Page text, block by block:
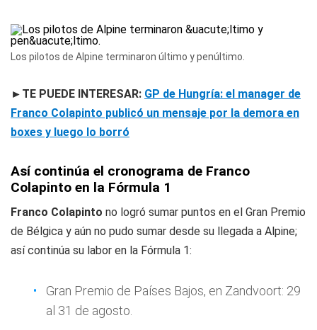
Los pilotos de Alpine terminaron último y penúltimo.
►TE PUEDE INTERESAR: GP de Hungría: el manager de
Franco Colapinto publicó un mensaje por la demora en
boxes y luego lo borró
Así continúa el cronograma de Franco
Colapinto en la Fórmula 1
Franco Colapinto no logró sumar puntos en el Gran Premio
de Bélgica y aún no pudo sumar desde su llegada a Alpine;
así continúa su labor en la Fórmula 1:
Gran Premio de Países Bajos, en Zandvoort: 29
al 31 de agosto.